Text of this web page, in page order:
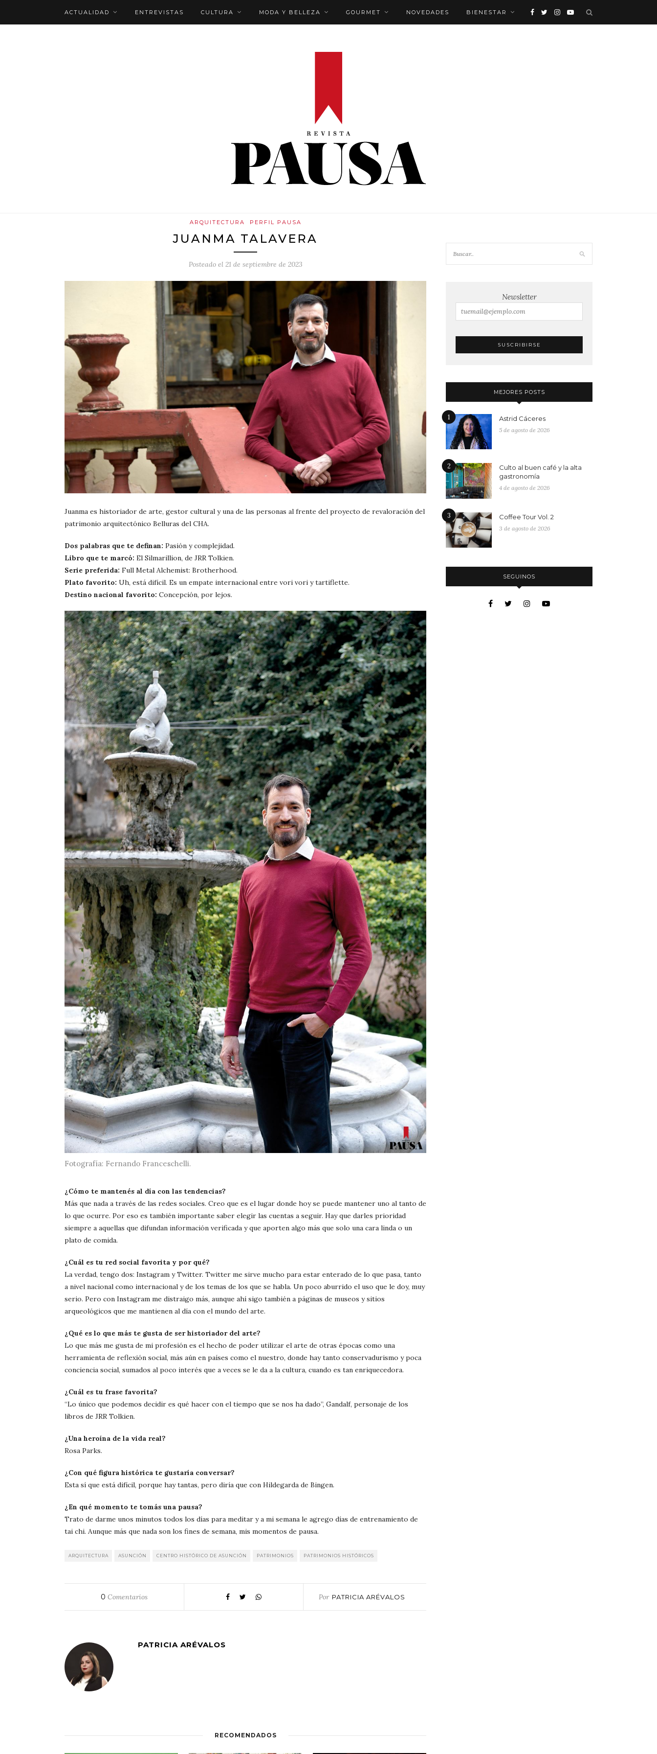
ACTUALIDAD ENTREVISTAS CULTURA MODA Y BELLEZA GOURMET NOVEDADES BIENESTAR
ARQUITECTURA PERFIL PAUSA
JUANMA TALAVERA
Posteado el 21 de septiembre de 2023
Juanma es historiador de arte, gestor cultural y una de las personas al frente del proyecto de revaloración del
patrimonio arquitectónico Belluras del CHA.
Dos palabras que te definan: Pasión y complejidad.
Libro que te marcó: El Silmarillion, de JRR Tolkien.
Serie preferida: Full Metal Alchemist: Brotherhood.
Plato favorito: Uh, está difícil. Es un empate internacional entre vori vori y tartiflette.
Destino nacional favorito: Concepción, por lejos.
Fotografía: Fernando Franceschelli.
¿Cómo te mantenés al día con las tendencias?
Más que nada a través de las redes sociales. Creo que es el lugar donde hoy se puede mantener uno al tanto de
lo que ocurre. Por eso es también importante saber elegir las cuentas a seguir. Hay que darles prioridad
siempre a aquellas que difundan información verificada y que aporten algo más que solo una cara linda o un
plato de comida.
¿Cuál es tu red social favorita y por qué?
La verdad, tengo dos: Instagram y Twitter. Twitter me sirve mucho para estar enterado de lo que pasa, tanto
a nivel nacional como internacional y de los temas de los que se habla. Un poco aburrido el uso que le doy, muy
serio. Pero con Instagram me distraigo más, aunque ahí sigo también a páginas de museos y sitios
arqueológicos que me mantienen al día con el mundo del arte.
¿Qué es lo que más te gusta de ser historiador del arte?
Lo que más me gusta de mi profesión es el hecho de poder utilizar el arte de otras épocas como una
herramienta de reflexión social, más aún en países como el nuestro, donde hay tanto conservadurismo y poca
conciencia social, sumados al poco interés que a veces se le da a la cultura, cuando es tan enriquecedora.
¿Cuál es tu frase favorita?
“Lo único que podemos decidir es qué hacer con el tiempo que se nos ha dado”, Gandalf, personaje de los
libros de JRR Tolkien.
¿Una heroína de la vida real?
Rosa Parks.
¿Con qué figura histórica te gustaría conversar?
Esta sí que está difícil, porque hay tantas, pero diría que con Hildegarda de Bingen.
¿En qué momento te tomás una pausa?
Trato de darme unos minutos todos los días para meditar y a mi semana le agrego días de entrenamiento de
tai chi. Aunque más que nada son los fines de semana, mis momentos de pausa.
ARQUITECTURA ASUNCIÓN CENTRO HISTÓRICO DE ASUNCIÓN PATRIMONIOS PATRIMONIOS HISTÓRICOS
0 Comentarios Por PATRICIA ARÉVALOS
PATRICIA ARÉVALOS
RECOMENDADOS
Newsletter
MEJORES POSTS
1 Astrid Cáceres
5 de agosto de 2026
2
Culto al buen café y la alta
gastronomía
4 de agosto de 2026
3 Coffee Tour Vol. 2
3 de agosto de 2026
SEGUINOS